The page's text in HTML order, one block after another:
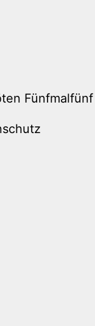
Fünfmalfünf